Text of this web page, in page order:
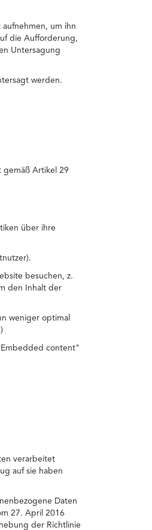
um ihn
die Aufforderung,
Untersagung
werden.
gemäß Artikel 29
über ihre
besuchen, z.
den Inhalt der
weniger optimal
content"
verarbeitet
auf sie haben
Daten
27. April 2016
der Richtlinie